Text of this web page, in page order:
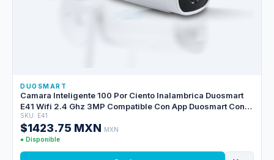
DUOSMART
Camara Inteligente 100 Por Ciento Inalambrica Duosmart
E41 Wifi 2.4 Ghz 3MP Compatible Con App Duosmart Con
Bateria Recargable Integrada De Larga Duracion Con Audio
Bidireccional Grabacion Por Deteccion De Movimiento En
Microsd De Hasta 128GB (no Incluida)
SKU: E41
$1423.75 MXN MXN
● Disponible